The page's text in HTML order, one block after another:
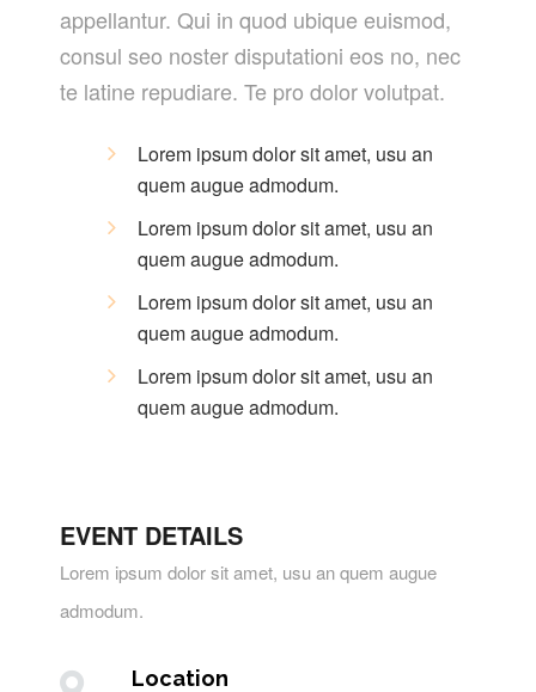
appellantur. Qui in quod ubique euismod,
consul seo noster disputationi eos no, nec
te latine repudiare. Te pro dolor volutpat.
Lorem ipsum dolor sit amet, usu an
quem augue admodum.
Lorem ipsum dolor sit amet, usu an
quem augue admodum.
Lorem ipsum dolor sit amet, usu an
quem augue admodum.
Lorem ipsum dolor sit amet, usu an
quem augue admodum.
EVENT DETAILS
Lorem ipsum dolor sit amet, usu an quem augue
admodum.
Location